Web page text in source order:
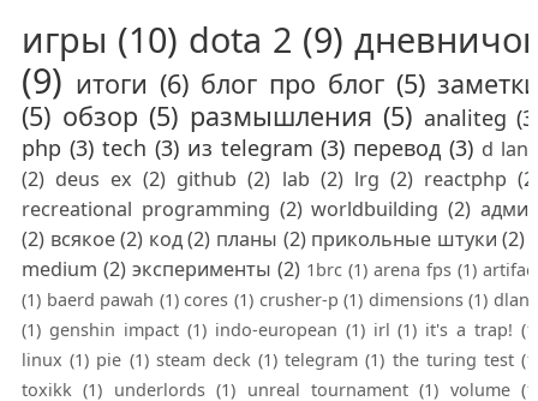
игры (10) dota 2 (9)
(9) итоги (6) блог про блог (5)
(5) обзор (5) размышления (5) analiteg
php (3) tech (3) из telegram (3) перевод (3) d
(2) deus ex (2) github (2) lab (2) lrg (2) reactphp
recreational programming (2) worldbuilding (2)
(2) всякое (2) код (2) планы (2) прикольные штуки (2)
medium (2) эксперименты (2) 1brc (1) arena fps (1)
(1) baerd pawah (1) cores (1) crusher-p (1) dimensions (1)
(1) genshin impact (1) indo-european (1) irl (1) it's a trap!
linux (1) pie (1) steam deck (1) telegram (1) the turing test
toxikk (1) underlords (1) unreal tournament (1) volume